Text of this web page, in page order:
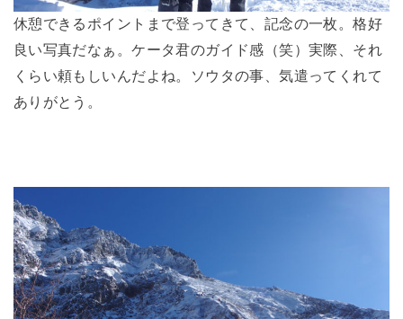
休憩できるポイントまで登ってきて、記念の一枚。格好
良い写真だなぁ。ケータ君のガイド感（笑）実際、それ
くらい頼もしいんだよね。ソウタの事、気遣ってくれて
ありがとう。